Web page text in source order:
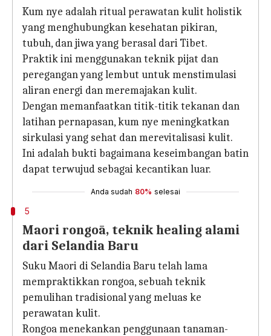
Kum nye adalah ritual perawatan kulit holistik
yang menghubungkan kesehatan pikiran,
tubuh, dan jiwa yang berasal dari Tibet.
Praktik ini menggunakan teknik pijat dan
peregangan yang lembut untuk menstimulasi
aliran energi dan meremajakan kulit.
Dengan memanfaatkan titik-titik tekanan dan
latihan pernapasan, kum nye meningkatkan
sirkulasi yang sehat dan merevitalisasi kulit.
Ini adalah bukti bagaimana keseimbangan batin
dapat terwujud sebagai kecantikan luar.
Anda sudah 80% selesai
5
Maori rongoā, teknik healing alami
dari Selandia Baru
Suku Maori di Selandia Baru telah lama
mempraktikkan rongoa, sebuah teknik
pemulihan tradisional yang meluas ke
perawatan kulit.
Rongoa menekankan penggunaan tanaman-